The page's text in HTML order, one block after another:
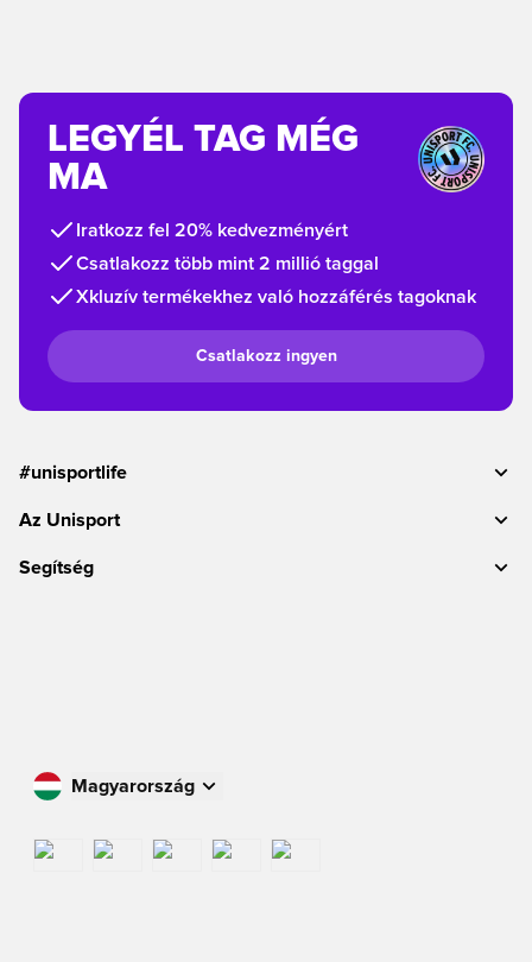
LEGYÉL TAG MÉG
MA
Iratkozz fel 20% kedvezményért
Csatlakozz több mint 2 millió taggal
Xkluzív termékekhez való hozzáférés tagoknak
Csatlakozz ingyen
#unisportlife
Az Unisport
Segítség
Magyarország